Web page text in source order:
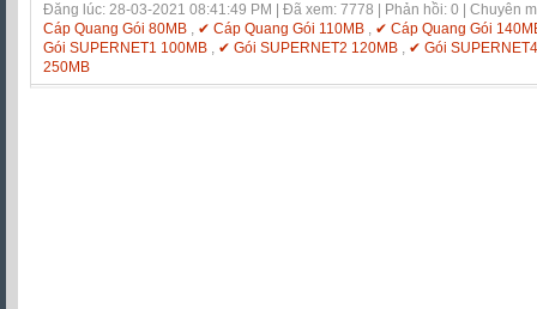
Đăng lúc: 28-03-2021 08:41:49 PM | Đã xem: 7778 | Phản hồi: 0 | Chuyên
Cáp Quang Gói 80MB , ✔ Cáp Quang Gói 110MB , ✔ Cáp Quang Gói
Gói SUPERNET1 100MB , ✔ Gói SUPERNET2 120MB , ✔ Gói
250MB